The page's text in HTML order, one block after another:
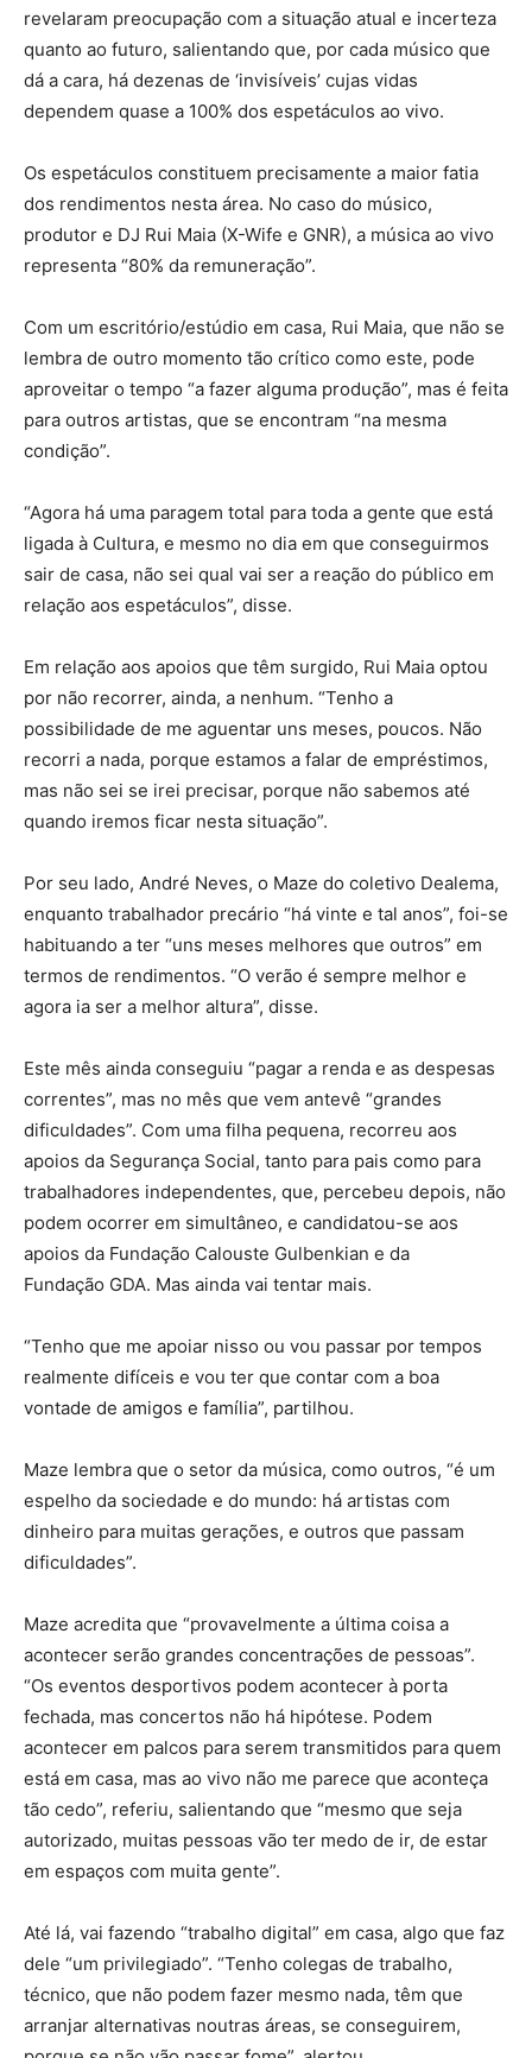
revelaram preocupação com a situação atual e incerteza
quanto ao futuro, salientando que, por cada músico que
dá a cara, há dezenas de ‘invisíveis’ cujas vidas
dependem quase a 100% dos espetáculos ao vivo.
Os espetáculos constituem precisamente a maior fatia
dos rendimentos nesta área. No caso do músico,
produtor e DJ Rui Maia (X-Wife e GNR), a música ao vivo
representa “80% da remuneração”.
Com um escritório/estúdio em casa, Rui Maia, que não se
lembra de outro momento tão crítico como este, pode
aproveitar o tempo “a fazer alguma produção”, mas é feita
para outros artistas, que se encontram “na mesma
condição”.
“Agora há uma paragem total para toda a gente que está
ligada à Cultura, e mesmo no dia em que conseguirmos
sair de casa, não sei qual vai ser a reação do público em
relação aos espetáculos”, disse.
Em relação aos apoios que têm surgido, Rui Maia optou
por não recorrer, ainda, a nenhum. “Tenho a
possibilidade de me aguentar uns meses, poucos. Não
recorri a nada, porque estamos a falar de empréstimos,
mas não sei se irei precisar, porque não sabemos até
quando iremos ficar nesta situação”.
Por seu lado, André Neves, o Maze do coletivo Dealema,
enquanto trabalhador precário “há vinte e tal anos”, foi-se
habituando a ter “uns meses melhores que outros” em
termos de rendimentos. “O verão é sempre melhor e
agora ia ser a melhor altura”, disse.
Este mês ainda conseguiu “pagar a renda e as despesas
correntes”, mas no mês que vem antevê “grandes
dificuldades”. Com uma filha pequena, recorreu aos
apoios da Segurança Social, tanto para pais como para
trabalhadores independentes, que, percebeu depois, não
podem ocorrer em simultâneo, e candidatou-se aos
apoios da Fundação Calouste Gulbenkian e da
Fundação GDA. Mas ainda vai tentar mais.
“Tenho que me apoiar nisso ou vou passar por tempos
realmente difíceis e vou ter que contar com a boa
vontade de amigos e família”, partilhou.
Maze lembra que o setor da música, como outros, “é um
espelho da sociedade e do mundo: há artistas com
dinheiro para muitas gerações, e outros que passam
dificuldades”.
Maze acredita que “provavelmente a última coisa a
acontecer serão grandes concentrações de pessoas”.
“Os eventos desportivos podem acontecer à porta
fechada, mas concertos não há hipótese. Podem
acontecer em palcos para serem transmitidos para quem
está em casa, mas ao vivo não me parece que aconteça
tão cedo”, referiu, salientando que “mesmo que seja
autorizado, muitas pessoas vão ter medo de ir, de estar
em espaços com muita gente”.
Até lá, vai fazendo “trabalho digital” em casa, algo que faz
dele “um privilegiado”. “Tenho colegas de trabalho,
técnico, que não podem fazer mesmo nada, têm que
arranjar alternativas noutras áreas, se conseguirem,